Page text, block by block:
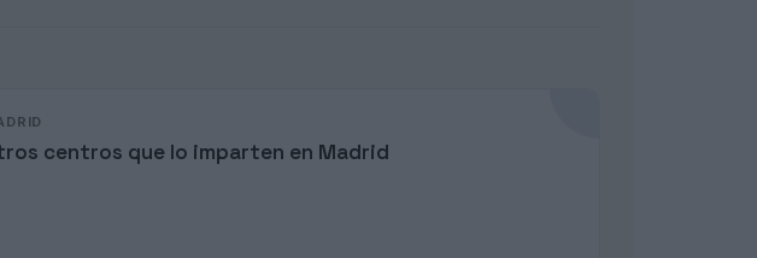
centros que lo imparten en Madrid